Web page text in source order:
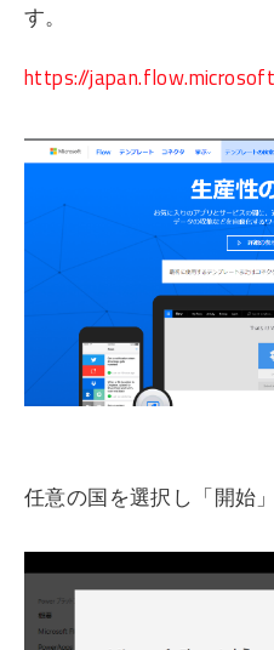
す。
https://
任意の国を選択し「開始